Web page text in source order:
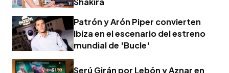
Patrón y Arón Piper convierten
Ibiza en el escenario del estreno
mundial de 'Bucle'
Serú Girán por Lebón y Aznar en